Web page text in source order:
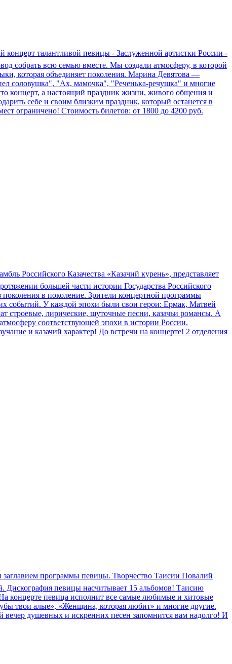
талантливой певицы - Заслуженной артистки России -
собрать всю семью вместе. Мы создали атмосферу, в которой
которая объединяет поколения. Марина Девятова —
соловушка", "Ах, мамочка", "Реченька-речушка" и многие
концерт, а настоящий праздник жизни, живого общения и
себе и своим близким праздник, который останется в
ограничено! Стоимость билетов: от 1800 до 4200 руб.
Российского Казачества «Казачий курень», представляет
большей части истории Государства Российского
в поколение. Зрители концертной программы
событий. У каждой эпохи были свои герои: Ермак, Матвей
строевые, лирические, шуточные песни, казачьи романсы. А
соответствующей эпохи в истории России.
и казачий характер! До встречи на концерте! 2 отделения
программы певицы. Творчество Таисии Повалий
Дискография певицы насчитывает 15 альбомов! Таисию
концерте певица исполнит все самые любимые и хитовые
твои алые», «Женщина, которая любит» и многие другие.
вечер душевных и искренних песен запомнится вам надолго! И